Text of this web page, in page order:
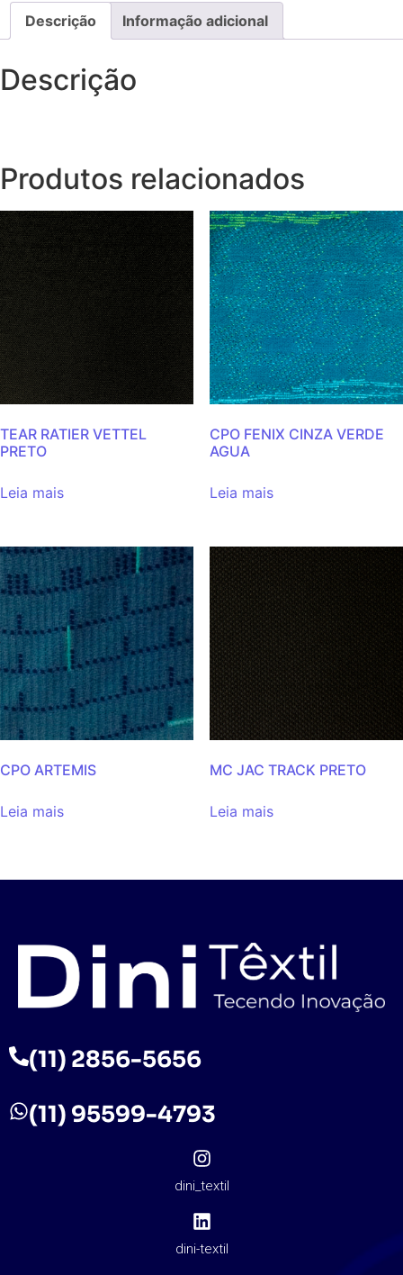
Descrição Informação adicional
Descrição
Produtos relacionados
TEAR RATIER VETTEL
PRETO
Leia mais
CPO FENIX CINZA VERDE
AGUA
Leia mais
CPO ARTEMIS
Leia mais
MC JAC TRACK PRETO
Leia mais
(11) 2856-5656
(11) 95599-4793
dini_textil
dini-textil